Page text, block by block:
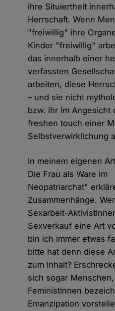
ihre Situiertheit
Herrschaft. Wenn
"freiwillig" ihre
Kinder "freiwillig"
das innerhalb einer
verfassten
arbeiten, diese
– und sie nicht
bzw. ihr im Angesicht
freshen touch einer
Selbstverwirklichung
In meinem eigenen
Die Frau als Ware im
Neopatriarchat"
Zusammenhänge.
Sexarbeit-
Sexverkauf eine Art
bin ich immer etwas
bitte hat denn diese
zum Inhalt?
sich sogar
FeministInnen
Emanzipation